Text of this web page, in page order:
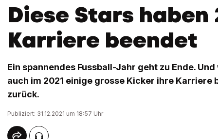
Diese Stars haben
Karriere beendet
Ein spannendes Fussball-Jahr geht zu Ende.
auch im 2021 einige grosse Kicker ihre Karriere
zurück.
Publiziert: 31.12.2021 um 18:57 Uhr